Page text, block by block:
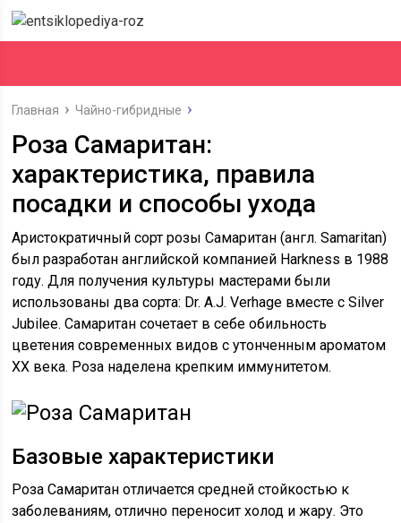
Главная Чайно-гибридные
Роза Самаритан:
характеристика, правила
посадки и способы ухода
Аристократичный сорт розы Самаритан (англ. Samaritan)
был разработан английской компанией Harkness в 1988
году. Для получения культуры мастерами были
использованы два сорта: Dr. A.J. Verhage вместе с Silver
Jubilee. Самаритан сочетает в себе обильность
цветения современных видов с утонченным ароматом
XX века. Роза наделена крепким иммунитетом.
Базовые характеристики
Роза Самаритан отличается средней стойкостью к
заболеваниям, отлично переносит холод и жару. Это